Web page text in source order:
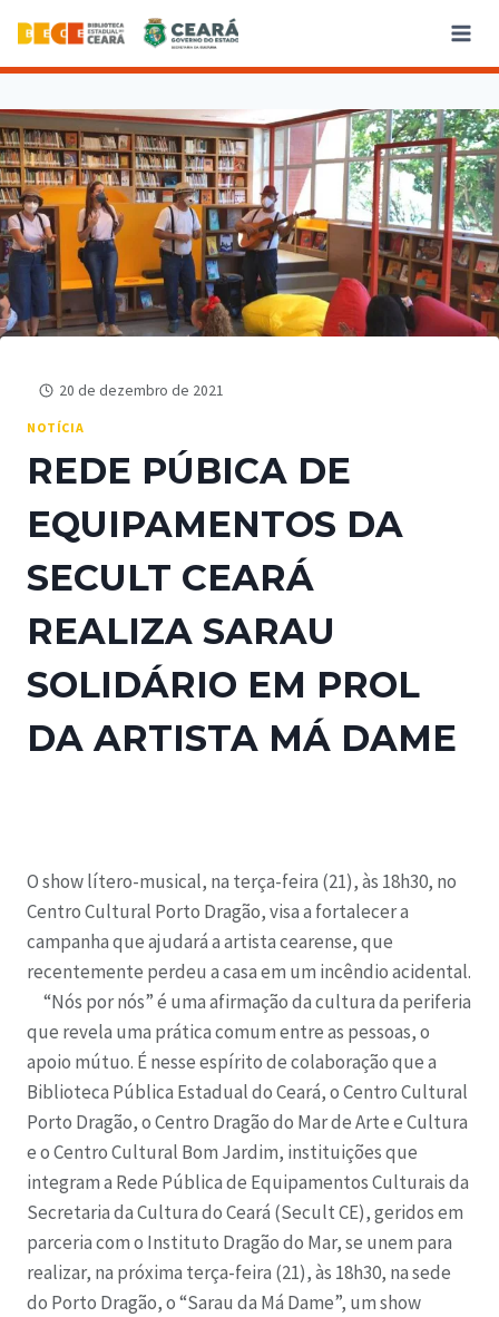
20 de dezembro de 2021
NOTÍCIA
REDE PÚBICA DE
EQUIPAMENTOS DA
SECULT CEARÁ
REALIZA SARAU
SOLIDÁRIO EM PROL
DA ARTISTA MÁ DAME
O show lítero-musical, na terça-feira (21), às 18h30, no
Centro Cultural Porto Dragão, visa a fortalecer a
campanha que ajudará a artista cearense, que
recentemente perdeu a casa em um incêndio acidental.
“Nós por nós” é uma afirmação da cultura da periferia
que revela uma prática comum entre as pessoas, o
apoio mútuo. É nesse espírito de colaboração que a
Biblioteca Pública Estadual do Ceará, o Centro Cultural
Porto Dragão, o Centro Dragão do Mar de Arte e Cultura
e o Centro Cultural Bom Jardim, instituições que
integram a Rede Pública de Equipamentos Culturais da
Secretaria da Cultura do Ceará (Secult CE), geridos em
parceria com o Instituto Dragão do Mar, se unem para
realizar, na próxima terça-feira (21), às 18h30, na sede
do Porto Dragão, o “Sarau da Má Dame”, um show